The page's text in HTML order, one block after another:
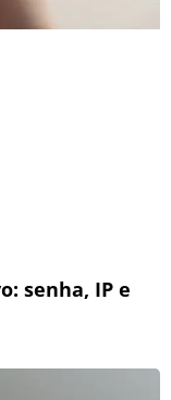
senha, IP e